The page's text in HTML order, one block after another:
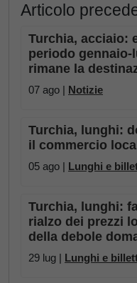
Articolo
Turchia, acciaio:
periodo gennaio-
rimane la
07 ago | Notizie
Turchia, lunghi:
il commercio
05 ago | Lunghi e
Turchia, lunghi:
rialzo dei prezzi
della debole
29 lug | Lunghi e